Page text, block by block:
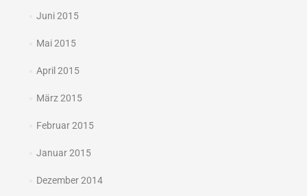
Juni 2015
Mai 2015
April 2015
März 2015
Februar 2015
Januar 2015
Dezember 2014